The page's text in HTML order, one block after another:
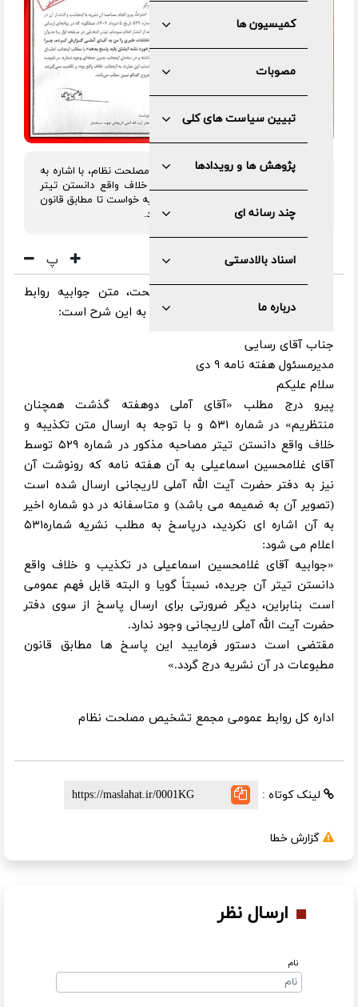
کمیسیون ها
مصوبات
تبیین سیاست های کلی
پژوهش ها و رویدادها
چند رسانه ای
اسناد بالادستی
درباره ما
اداره کل روابط عمومی مجمع تشخیص مصلحت نظام، با اشاره به
تکذیبیه آقای غلامحسین اسماعیلی و خلاف واقع دانستن تیتر
شماره ۵۲۹ هفته نامه ۹ دی، از آن نشریه خواست تا مطابق قانون
مطبوعات، پاسخ های ارسالی منتشر شود.
پ
به گزارش پایگاه اطلاع رسانی مصلحت، متن جوابیه روابط
عمومی مجمع تشخیص مصلحت نظام به این شرح است:
جناب آقای رسایی
مدیرمسئول هفته نامه ۹ دی
سلام علیکم
پیرو درج مطلب «آقای آملی دوهفته گذشت همچنان
منتظریم» در شماره ۵۳۱ و با توجه به ارسال متن تکذیبه و
خلاف واقع دانستن تیتر مصاحبه مذکور در شماره ۵۲۹ توسط
آقای غلامحسین اسماعیلی به آن هفته نامه که رونوشت آن
نیز به دفتر حضرت آیت الله آملی لاریجانی ارسال شده است
(تصویر آن به ضمیمه می باشد) و متاسفانه در دو شماره اخیر
به آن اشاره ای نکردید، درپاسخ به مطلب نشریه شماره۵۳۱
اعلام می شود:
«جوابیه آقای غلامحسین اسماعیلی در تکذیب و خلاف واقع
دانستن تیتر آن جریده، نسبتاً گویا و البته قابل فهم عمومی
است بنابراین، دیگر ضرورتی برای ارسال پاسخ از سوی دفتر
حضرت آیت الله آملی لاریجانی وجود ندارد.
مقتضی است دستور فرمایید این پاسخ ها مطابق قانون
مطبوعات در آن نشریه درج گردد.»
اداره کل روابط عمومی مجمع تشخیص مصلحت نظام
لینک کوتاه :
گزارش خطا
ارسال نظر
نام